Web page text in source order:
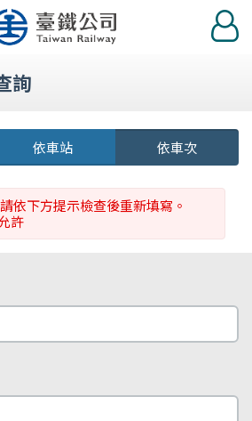
登
入
詢
依車站 依車次
依下方提示檢查後重新填寫。
許